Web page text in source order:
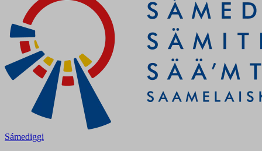
Sámediggi